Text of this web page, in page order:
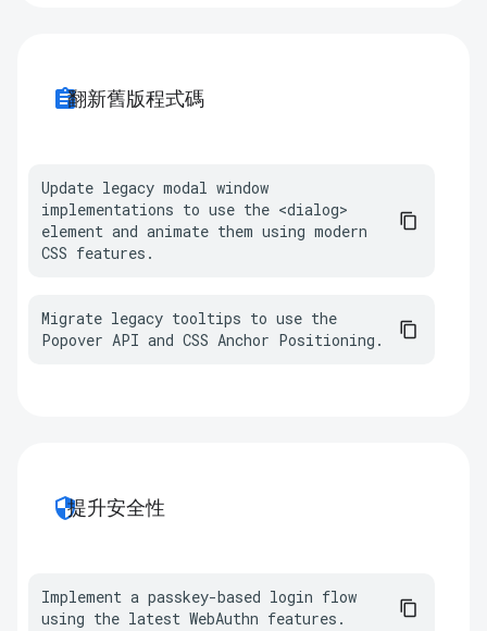
assignment翻新舊版程式碼
Update legacy modal window
implementations to use the <dialog>
element and animate them using modern
CSS features.
Migrate legacy tooltips to use the
Popover API and CSS Anchor Positioning.
security提升安全性
Implement a passkey-based login flow
using the latest WebAuthn features.